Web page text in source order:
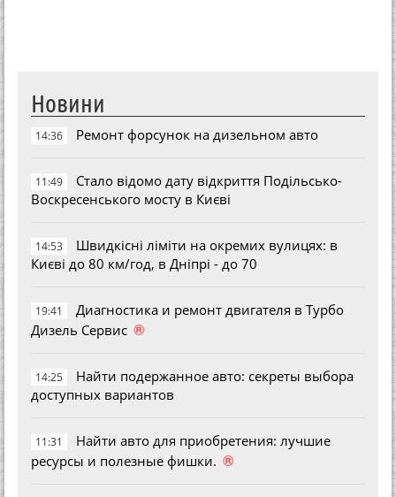
Новини
14:36 Ремонт форсунок на дизельном авто
11:49
Стало відомо дату відкриття Подільсько-
Воскресенського мосту в Києві
14:53
Швидкісні ліміти на окремих вулицях: в
Києві до 80 км/год, в Дніпрі - до 70
19:41
Диагностика и ремонт двигателя в Турбо
Дизель Сервис ®
14:25
Найти подержанное авто: секреты выбора
доступных вариантов
11:31
Найти авто для приобретения: лучшие
ресурсы и полезные фишки. ®